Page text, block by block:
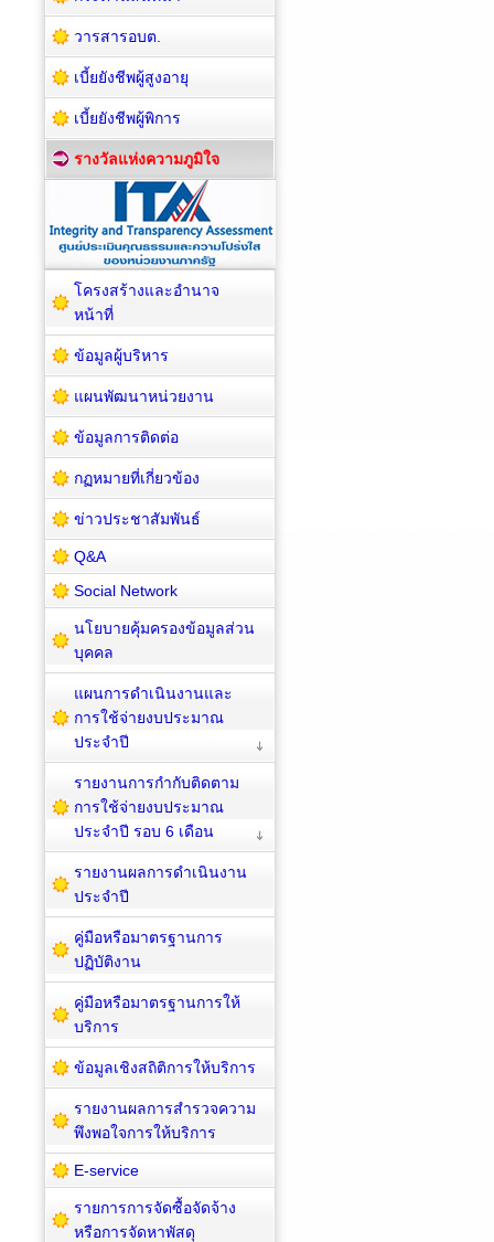
วารสารอบต.
เบี้ยยังชีพผู้สูงอายุ
เบี้ยยังชีพผู้พิการ
รางวัลแห่งความภูมิใจ
โครงสร้างและอำนาจ
หน้าที่
ข้อมูลผู้บริหาร
แผนพัฒนาหน่วยงาน
ข้อมูลการติดต่อ
กฏหมายที่เกี่ยวข้อง
ข่าวประชาสัมพันธ์
Q&A
Social Network
นโยบายคุ้มครองข้อมูลส่วน
บุคคล
แผนการดำเนินงานและ
การใช้จ่ายงบประมาณ
ประจำปี
รายงานการกำกับติดตาม
การใช้จ่ายงบประมาณ
ประจำปี รอบ 6 เดือน
รายงานผลการดำเนินงาน
ประจำปี
คู่มือหรือมาตรฐานการ
ปฏิบัติงาน
คู่มือหรือมาตรฐานการให้
บริการ
ข้อมูลเชิงสถิติการให้บริการ
รายงานผลการสำรวจความ
พึงพอใจการให้บริการ
E-service
รายการการจัดซื้อจัดจ้าง
หรือการจัดหาพัสดุ